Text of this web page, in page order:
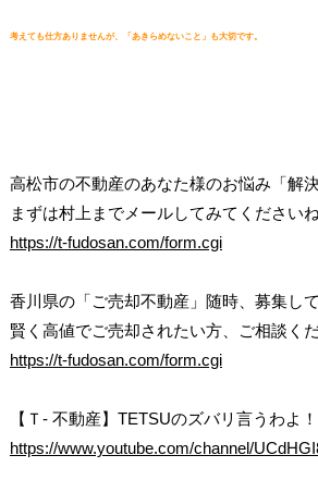
考えても仕方ありませんが、「あきらめないこと」も大切です。
高松市の不動産のあなた様のお悩み「解
https://t-fudosan.com/form.cgi
香川県の「ご売却不動産」随時、募集し
https://t-fudosan.com/form.cgi
https://www.youtube.com/channel/